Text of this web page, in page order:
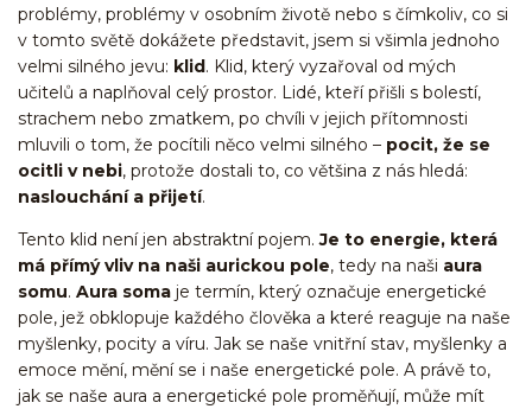
problémy, problémy v osobním životě nebo s čímkoliv, co si
v tomto světě dokážete představit, jsem si všimla jednoho
velmi silného jevu: klid. Klid, který vyzařoval od mých
učitelů a naplňoval celý prostor. Lidé, kteří přišli s bolestí,
strachem nebo zmatkem, po chvíli v jejich přítomnosti
mluvili o tom, že pocítili něco velmi silného – pocit, že se
ocitli v nebi, protože dostali to, co většina z nás hledá:
naslouchání a přijetí.
Tento klid není jen abstraktní pojem.Je to energie, která
má přímý vliv na naši aurickou pole, tedy na naši aura
somu. Aura soma je termín, který označuje energetické
pole, jež obklopuje každého člověka a které reaguje na naše
myšlenky, pocity a víru. Jak se naše vnitřní stav, myšlenky a
emoce mění, mění se i naše energetické pole. A právě to,
jak se naše aura a energetické pole proměňují, může mít